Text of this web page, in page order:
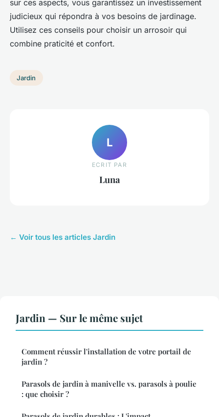
sur ces aspects, vous garantissez un investissement
judicieux qui répondra à vos besoins de jardinage.
Utilisez ces conseils pour choisir un arrosoir qui
combine praticité et confort.
Jardin
L
ECRIT PAR
Luna
← Voir tous les articles Jardin
Jardin — Sur le même sujet
Comment réussir l'installation de votre portail de
jardin ?
Parasols de jardin à manivelle vs. parasols à poulie
: que choisir ?